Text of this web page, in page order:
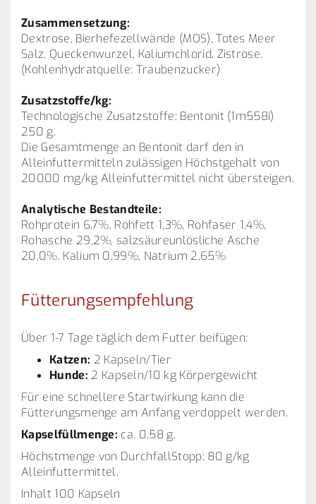
Zusammensetzung:
Dextrose, Bierhefezellwände (MOS), Totes Meer
Salz, Queckenwurzel, Kaliumchlorid, Zistrose.
(Kohlenhydratquelle: Traubenzucker)
Zusatzstoffe/kg:
Technologische Zusatzstoffe: Bentonit (1m558i)
250 g.
Die Gesamtmenge an Bentonit darf den in
Alleinfuttermitteln zulässigen Höchstgehalt von
20000 mg/kg Alleinfuttermittel nicht übersteigen.
Analytische Bestandteile:
Rohprotein 6,7%, Rohfett 1,3%, Rohfaser 1,4%,
Rohasche 29,2%, salzsäureunlösliche Asche
20,0%, Kalium 0,99%, Natrium 2,65%
Fütterungsempfehlung
Über 1-7 Tage täglich dem Futter beifügen:
Katzen: 2 Kapseln/Tier
Hunde: 2 Kapseln/10 kg Körpergewicht
Für eine schnellere Startwirkung kann die
Fütterungsmenge am Anfang verdoppelt werden.
Kapselfüllmenge: ca. 0,58 g.
Höchstmenge von DurchfallStopp: 80 g/kg
Alleinfuttermittel.
Inhalt 100 Kapseln